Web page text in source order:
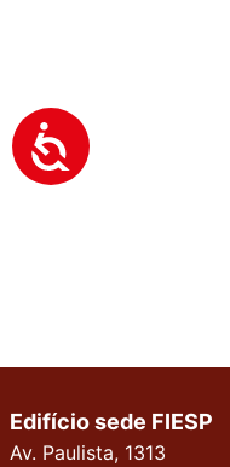
Edifício sede FIESP
Av. Paulista, 1313